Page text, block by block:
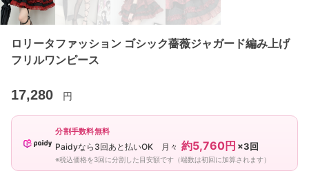
ロリータファッション ゴシック薔薇ジャガード編み上げ
フリルワンピース
17,280 円
分割手数料無料
Paidyなら3回あと払いOK 月々 約5,760円 ×3回
※税込価格を3回に分割した目安額です（端数は初回に加算されます）